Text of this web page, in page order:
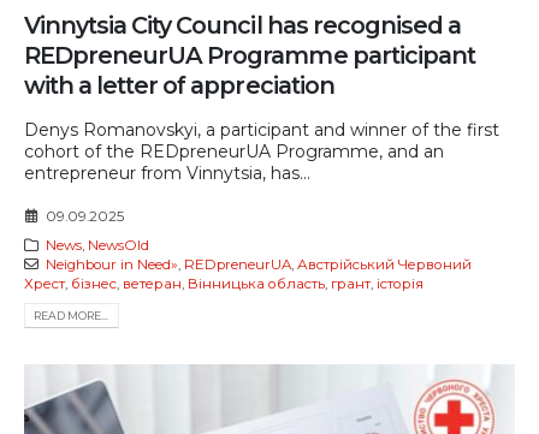
Vinnytsia City Council has recognised a
REDpreneurUA Programme participant
with a letter of appreciation
Denys Romanovskyi, a participant and winner of the first
cohort of the REDpreneurUA Programme, and an
entrepreneur from Vinnytsia, has...
09.09.2025
News, NewsOld
Neighbour in Need» REDpreneurUA, Австрійський Червоний
Хрест, бізнес ветеран Вінницька область грант, історія
READ MORE...